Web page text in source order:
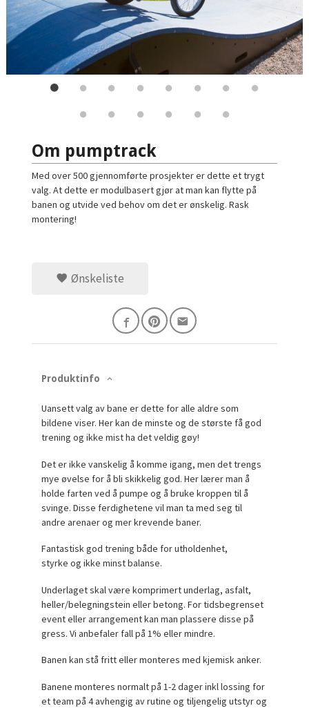
Om pumptrack
Med over 500 gjennomførte prosjekter er dette et trygt
valg. At dette er modulbasert gjør at man kan flytte på
banen og utvide ved behov om det er ønskelig. Rask
montering!
Ønskeliste
Produktinfo
Uansett valg av bane er dette for alle aldre som
bildene viser. Her kan de minste og de største få god
trening og ikke mist ha det veldig gøy!
Det er ikke vanskelig å komme igang, men det trengs
mye øvelse for å bli skikkelig god. Her lærer man å
holde farten ved å pumpe og å bruke kroppen til å
svinge. Disse ferdighetene vil man ta med seg til
andre arenaer og mer krevende baner.
Fantastisk god trening både for utholdenhet,
styrke og ikke minst balanse.
Underlaget skal være komprimert underlag, asfalt,
heller/belegningstein eller betong. For tidsbegrenset
event eller arrangement kan man plassere disse på
gress. Vi anbefaler fall på1% eller mindre.
Banen kan stå fritt eller monteres med kjemisk anker.
Banene monteres normalt på 1-2 dager inkl lossing for
et team på 4 avhengig av rutine og tiljengelig utstyr og